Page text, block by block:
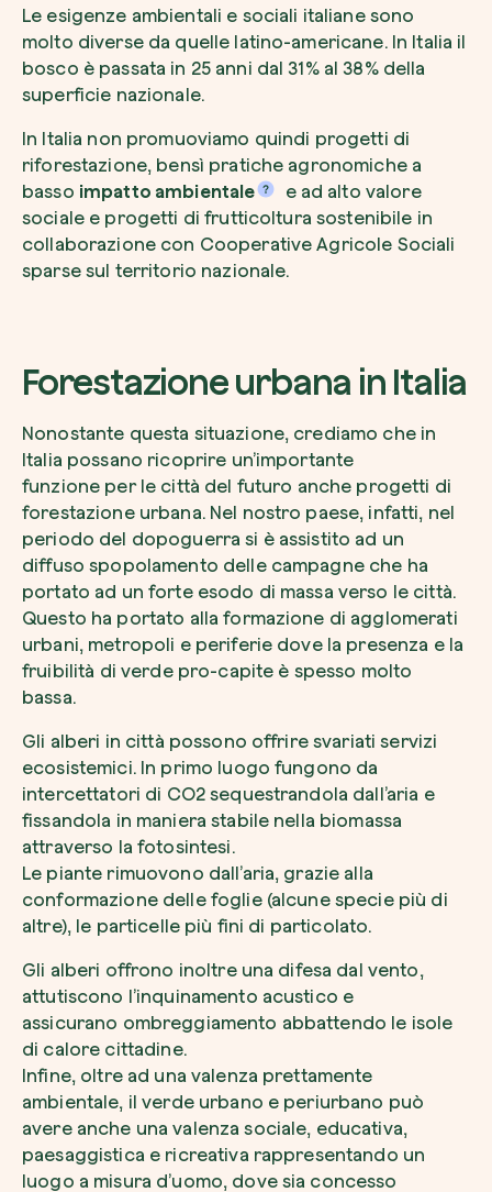
Le esigenze ambientali e sociali italiane sono
molto diverse da quelle latino-americane. In Italia il
bosco è passata in 25 anni dal 31% al 38% della
superficie nazionale.
In Italia non promuoviamo quindi progetti di
riforestazione, bensì pratiche agronomiche a
basso impatto ambientale
e ad alto valore
sociale e progetti di frutticoltura sostenibile in
collaborazione con Cooperative Agricole Sociali
sparse sul territorio nazionale.
Forestazione urbana in Italia
Nonostante questa situazione, crediamo che in
Italia possano ricoprire un’importante
funzione per le città del futuro anche progetti di
forestazione urbana. Nel nostro paese, infatti, nel
periodo del dopoguerra si è assistito ad un
diffuso spopolamento delle campagne che ha
portato ad un forte esodo di massa verso le città.
Questo ha portato alla formazione di agglomerati
urbani, metropoli e periferie dove la presenza e la
fruibilità di verde pro-capite è spesso molto
bassa.
Gli alberi in città possono offrire svariati servizi
ecosistemici. In primo luogo fungono da
intercettatori di CO2 sequestrandola dall’aria e
fissandola in maniera stabile nella biomassa
attraverso la fotosintesi.
Le piante rimuovono dall’aria, grazie alla
conformazione delle foglie (alcune specie più di
altre), le particelle più fini di particolato.
Gli alberi offrono inoltre una difesa dal vento,
attutiscono l’inquinamento acustico e
assicurano ombreggiamento abbattendo le isole
di calore cittadine.
Infine, oltre ad una valenza prettamente
ambientale, il verde urbano e periurbano può
avere anche una valenza sociale, educativa,
paesaggistica e ricreativa rappresentando un
luogo a misura d’uomo, dove sia concesso